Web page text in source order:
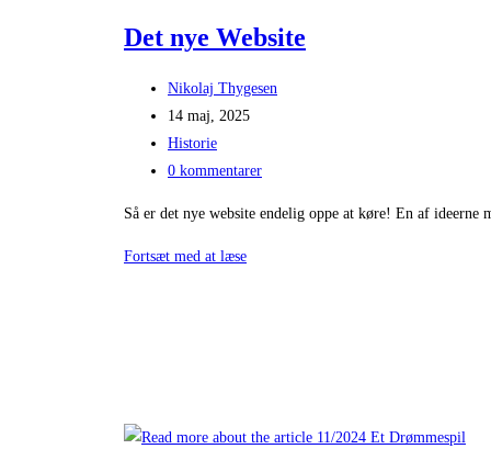
Det nye Website
Post
author:
Nikolaj Thygesen
Post
published:
14 maj, 2025
Post
category:
Historie
Post
0 kommentarer
Så er det nye website endelig oppe at køre! En af
Fortsæt med at læseDet